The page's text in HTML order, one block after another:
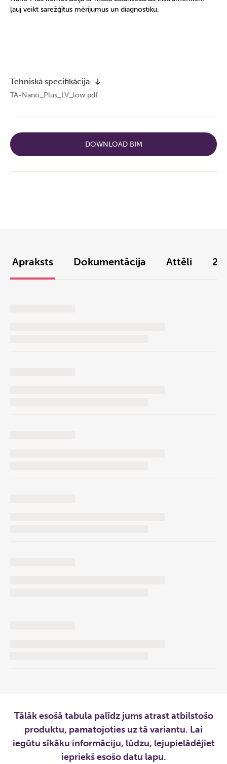
ļauj veikt sarežģītus mērījumus un diagnostiku.
Tehniskā specifikācija
TA-Nano_Plus_LV_low.pdf
DOWNLOAD BIM
Apraksts Dokumentācija Attēli
Tālāk esošā tabula palīdz jums atrast atbilstošo
produktu, pamatojoties uz tā variantu. Lai
iegūtu sīkāku informāciju, lūdzu, lejupielādējiet
iepriekš esošo datu lapu.